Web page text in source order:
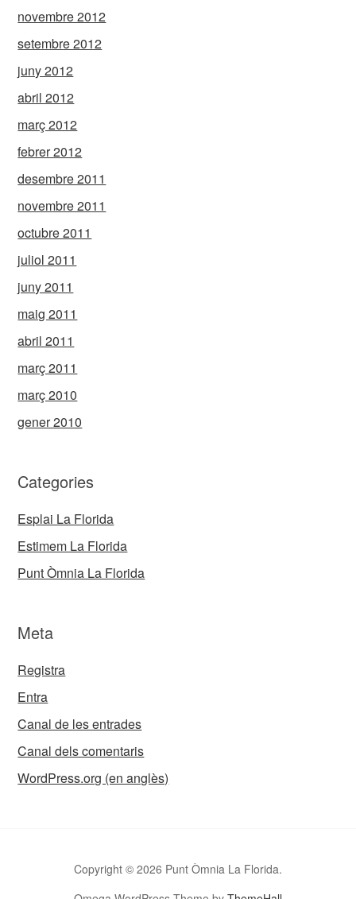
novembre 2012
setembre 2012
juny 2012
abril 2012
març 2012
febrer 2012
desembre 2011
novembre 2011
octubre 2011
juliol 2011
juny 2011
maig 2011
abril 2011
març 2011
març 2010
gener 2010
Categories
Esplai La Florida
Estimem La Florida
Punt Òmnia La Florida
Meta
Registra
Entra
Canal de les entrades
Canal dels comentaris
WordPress.org (en anglès)
Copyright © 2026 Punt Òmnia La Florida.